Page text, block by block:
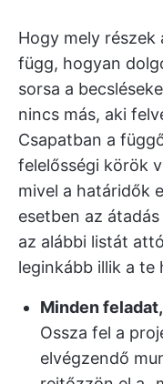
Hogy mely
függ, hogyan
sorsa a
nincs más, aki
Csapatban a
felelősségi körök
mivel a határidők
esetben az
az alábbi listát
leginkább illik a te
Minden
Ossza fel a
elvégzendő